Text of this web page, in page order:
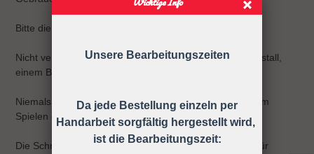
Bitte die Schnullerkette nur an der Kleidung befestigen!
Nicht verwenden, wenn der Säugling sich in einem Laufstall,
einem Bett oder einer Wiege befindet
Niemals die Schnullerkette dem Kind ohne Schnuller zum
Spielen geben.
Die Schnullerkette darf nicht unbefestigt als Spielzeug für
Unsere Bearbeitungszeiten
Da jede Bestellung einzeln per
Handarbeit sorgfältig hergestellt wird,
ist die Bearbeitungszeit: